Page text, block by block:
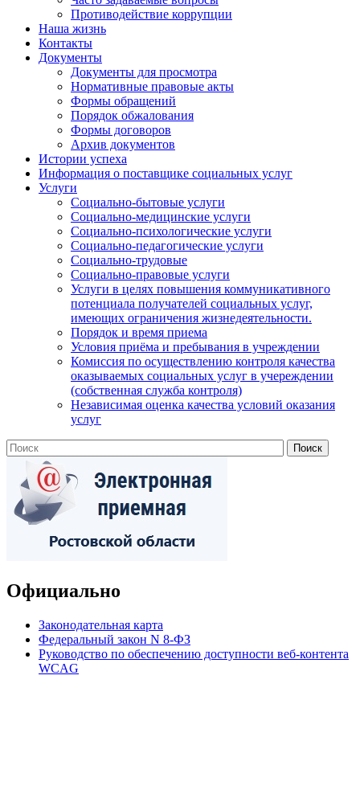
Противодействие коррупции
Наша жизнь
Контакты
Документы
Документы для просмотра
Нормативные правовые акты
Формы обращений
Порядок обжалования
Формы договоров
Архив документов
Истории успеха
Информация о поставщике социальных услуг
Услуги
Социально-бытовые услуги
Социально-медицинские услуги
Социально-психологические услуги
Социально-педагогические услуги
Социально-трудовые
Социально-правовые услуги
Услуги в целях повышения коммуникативного
потенциала получателей социальных услуг,
имеющих ограничения жизнедеятельности.
Порядок и время приема
Условия приёма и пребывания в учреждении
Комиссия по осуществлению контроля качества
оказываемых социальных услуг в учереждении
(собственная служба контроля)
Независимая оценка качества условий оказания
услуг
Официально
Законодательная карта
Федеральный закон N 8-ФЗ
Руководство по обеспечению доступности веб-контента
WCAG